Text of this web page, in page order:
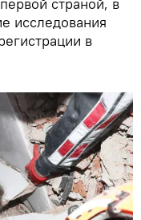
страной, в
исследования
в